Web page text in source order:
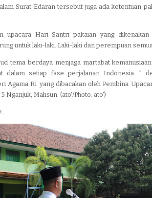
Surat Edaran tersebut juga ada ketentuan
upacara Hari Santri pakaian yang
untuk laki-laki. Laki-laki dan perempuan
tema berdaya menjaga martabat
dalam setiap fase perjalanan Indonesia….”
Agama RI yang dibacakan oleh Pembina
Nganjuk, Mahsun. (ato'/Photo: ato')